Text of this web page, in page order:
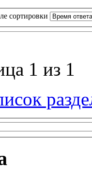
сортировки
1 из 1